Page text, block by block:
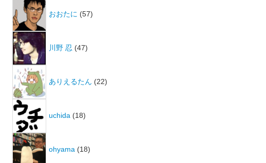
おおたに (57)
川野 忍 (47)
ありえるたん (22)
uchida (18)
ohyama (18)